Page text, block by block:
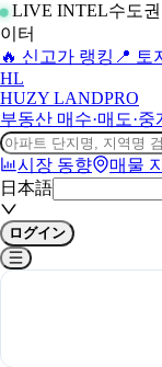
LIVE INTEL수도
이터
🔥 신고가 랭킹 📍 토
HL
HUZY LANDPRO
부동산 매수·매도·
시장 동향 매물
日本語
ログイン